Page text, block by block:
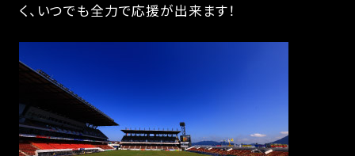
く、いつでも全力で応援が出来ます！